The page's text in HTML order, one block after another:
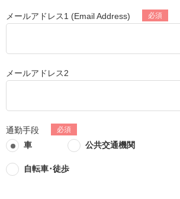
メールアドレス1 (Email Address)
メールアドレス2
通勤手段
車
公共交通機関
自転車･徒歩